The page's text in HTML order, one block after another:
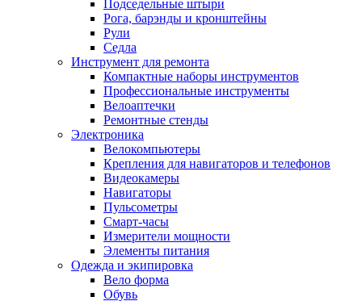
Подседельные штыри
Рога, барэнды и кронштейны
Рули
Седла
Инструмент для ремонта
Компактные наборы инструментов
Профессиональные инструменты
Велоаптечки
Ремонтные стенды
Электроника
Велокомпьютеры
Крепления для навигаторов и телефонов
Видеокамеры
Навигаторы
Пульсометры
Смарт-часы
Измерители мощности
Элементы питания
Одежда и экипировка
Вело форма
Обувь